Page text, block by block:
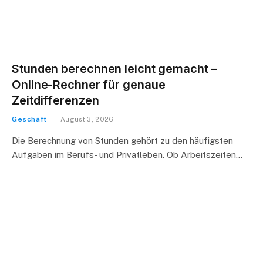
Stunden berechnen leicht gemacht –
Online-Rechner für genaue
Zeitdifferenzen
Geschäft August 3, 2026
Die Berechnung von Stunden gehört zu den häufigsten
Aufgaben im Berufs- und Privatleben. Ob Arbeitszeiten…